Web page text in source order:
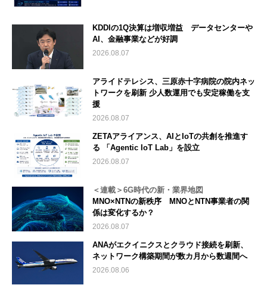
KDDIの1Q決算は増収増益 データセンターや
AI、金融事業などが好調
2026.08.07
アライドテレシス、三原赤十字病院の院内ネッ
トワークを刷新 少人数運用でも安定稼働を支
援
2026.08.07
ZETAアライアンス、AIとIoTの共創を推進す
る 「Agentic IoT Lab」を設立
2026.08.07
＜連載＞6G時代の新・業界地図
MNO×NTNの新秩序 MNOとNTN事業者の関
係は変化するか？
2026.08.07
ANAがエクイニクスとクラウド接続を刷新、
ネットワーク構築期間が数カ月から数週間へ
2026.08.06